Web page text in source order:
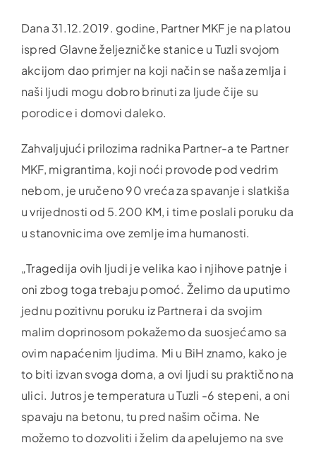
Dana 31.12.2019. godine, Partner MKF je na platou
ispred Glavne željezničke stanice u Tuzli svojom
akcijom dao primjer na koji način se naša zemlja i
naši ljudi mogu dobro brinuti za ljude čije su
porodice i domovi daleko.
Zahvaljujući prilozima radnika Partner-a te Partner
MKF, migrantima, koji noći provode pod vedrim
nebom, je uručeno 90 vreća za spavanje i slatkiša
u vrijednosti od 5.200 KM, i time poslali poruku da
u stanovnicima ove zemlje ima humanosti.
„Tragedija ovih ljudi je velika kao i njihove patnje i
oni zbog toga trebaju pomoć. Želimo da uputimo
jednu pozitivnu poruku iz Partnera i da svojim
malim doprinosom pokažemo da suosjećamo sa
ovim napaćenim ljudima. Mi u BiH znamo, kako je
to biti izvan svoga doma, a ovi ljudi su praktično na
ulici. Jutros je temperatura u Tuzli -6 stepeni, a oni
spavaju na betonu, tu pred našim očima. Ne
možemo to dozvoliti i želim da apelujemo na sve